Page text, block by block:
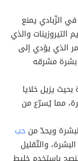
في الزّبادي يمنع
التيروزينات والذي
الذي يؤدي إلى
بشرة مشرقه
يزيل خلايا
مما يُسرّع من
ويحدّ منحب
والتّقليل